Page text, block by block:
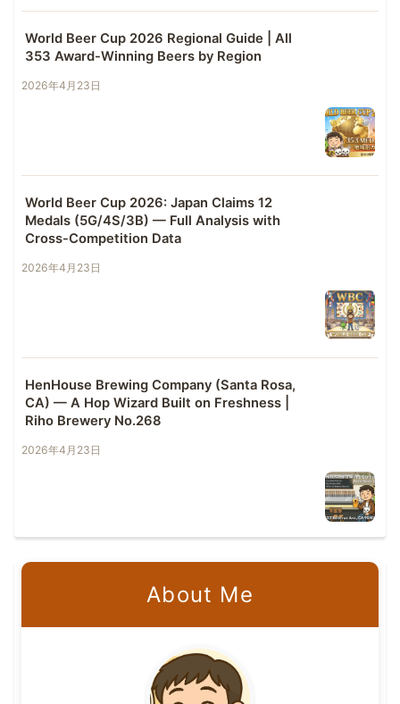
World Beer Cup 2026 Regional Guide | All
353 Award-Winning Beers by Region
2026年4月23日
World Beer Cup 2026: Japan Claims 12
Medals (5G/4S/3B) — Full Analysis with
Cross-Competition Data
2026年4月23日
HenHouse Brewing Company (Santa Rosa,
CA) — A Hop Wizard Built on Freshness |
Riho Brewery No.268
2026年4月23日
About Me